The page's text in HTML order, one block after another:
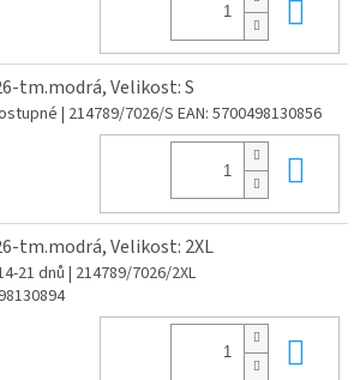
tm.modrá, Velikost: S
| 214789/7026/S EAN: 5700498130856
tm.modrá, Velikost: 2XL
21 dnů| 214789/7026/2XL